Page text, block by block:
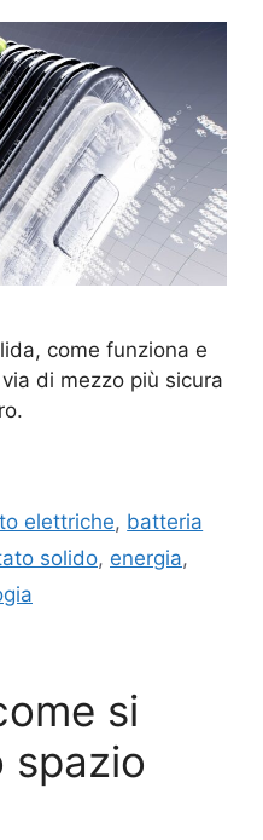
come funziona e
di mezzo più sicura
elettriche, batteria
solido, energia,
si
spazio